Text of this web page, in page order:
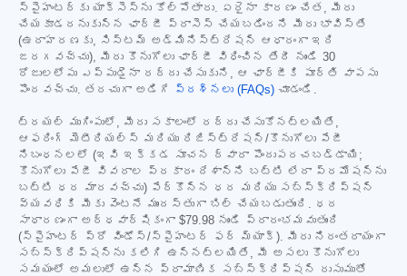
స్పైహంటర్‌కు యాక్సెస్‌ను కోల్పోతారు. ఏదైనా కారణం చేత, మీరు
చేయకూడదనుకున్న ఛార్జీ ప్రాసెస్ చేయబడిందని మీరు భావిస్తే
(ఉదాహరణకు, సిస్టమ్ అడ్మినిస్ట్రేషన్ ఆధారంగా ఇది
జరగవచ్చు), మీరు కొనుగోలు ఛార్జీ విధించిన తేదీ నుండి 30
రోజులలోపు ఎప్పుడైనా రద్దు చేసుకుని, ఆ ఛార్జీకి పూర్తి వాపసు
పొందవచ్చు. తరచుగా అడిగే
ప్రశ్నలు (FAQs) చూడండి.
ట్రయల్ ముగింపులో, మీరు సకాలంలో రద్దు చేసుకోనట్లయితే,
ఆఫరింగ్ మెటీరియల్స్ మరియు రిజిస్ట్రేషన్/కొనుగోలు పేజీ
నిబంధనలలో (ఇవి ఇక్కడ సూచన ద్వారా పొందుపరచబడ్డాయి;
కొనుగోలు పేజీ వివరాల ప్రకారం దేశాన్ని బట్టి లేదా ప్రమోషన్‌ను
బట్టి ధర మారవచ్చు) పేర్కొన్న ధర మరియు సబ్‌స్క్రిప్షన్
వ్యవధికి మీకు వెంటనే ముందస్తుగా బిల్ చేయబడుతుంది. ధర
సాధారణంగా అర్ధవార్షికంగా $79.98 నుండి ప్రారంభమవుతుంది
(స్పైహంటర్ ప్రో విండోస్/స్పైహంటర్ ఫర్ మ్యాక్). మీరు నిరంతరాయంగా
సబ్‌స్క్రిప్షన్‌ను కలిగి ఉన్నట్లయితే, మీ అసలు కొనుగోలు
సమయంలో అమలులో ఉన్న ప్రామాణిక సబ్‌స్క్రిప్షన్ రుసుముతో